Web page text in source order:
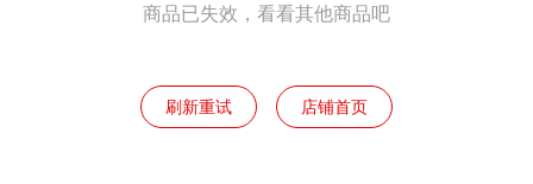
商品已失效，看看其他商品吧
刷新重试 店铺首页